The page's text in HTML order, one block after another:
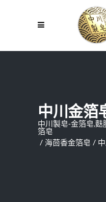
中川金箔
中川製皂-金箔皂,
箔皂
/ 海茴香金箔皂 /